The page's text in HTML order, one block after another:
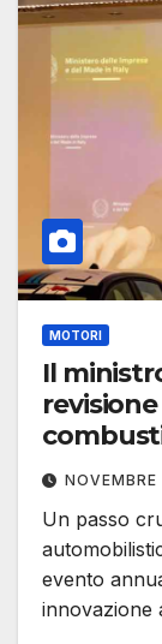
MOTORI
Il
Un passo
evento
innovazione